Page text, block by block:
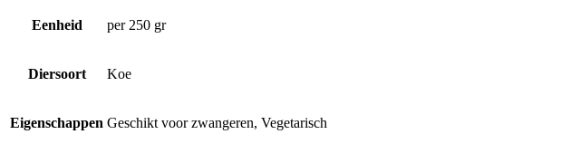
Eenheid per 250 gr
Diersoort Koe
Eigenschappen Geschikt voor zwangeren, Vegetarisch